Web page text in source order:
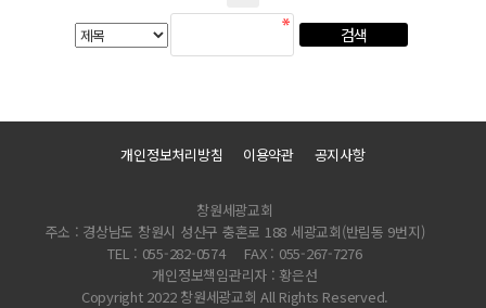
개인정보처리방침 이용약관 공지사항
창원세광교회
주소 : 경상남도 창원시 성산구 충혼로 188 세광교회(반림동 9번지)
TEL : 055-282-0574
FAX : 055-267-7276
개인정보책임관리자 : 황은선
Copyright 2022 창원세광교회 All Rights Reserved.